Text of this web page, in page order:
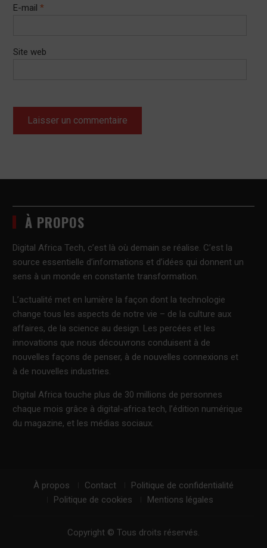
E-mail *
Site web
À PROPOS
Digital Africa Tech, c’est là où demain se réalise. C’est la
source essentielle d’informations et d’idées qui donnent un
sens à un monde en constante transformation.
L’actualité met en lumière la façon dont la technologie
change tous les aspects de notre vie – de la culture aux
affaires, de la science au design. Les percées et les
innovations que nous découvrons conduisent à de
nouvelles façons de penser, à de nouvelles connexions et
à de nouvelles industries.
Digital Africa touche plus de 30 millions de personnes
chaque mois grâce à digital-africa.tech, l’édition numérique
du magazine, et les médias sociaux.
À propos Contact
Politique de confidentialité
Politique de cookies
Mentions légales
Copyright © Tous droits réservés.